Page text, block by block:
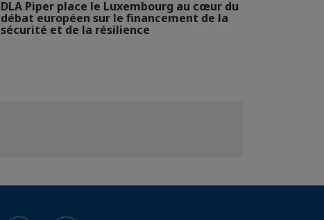
DLA Piper place le Luxembourg au cœur du
débat européen sur le financement de la
sécurité et de la résilience